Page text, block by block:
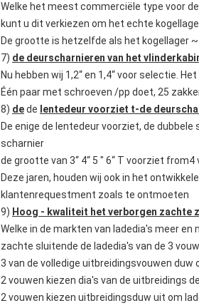
Welke het meest commerciële type voor
kunt u dit verkiezen om het echte
De grootte is hetzelfde als het kogellager ~
7) de deurscharnieren van het
Nu hebben wij 1,2“ en 1,4“ voor selectie.
Één paar met schroeven /pp doet, 25
8) dede lentedeur voorziet t-de
De enige de lentedeur voorziet, de
scharnier
de grootte van 3“ 4“ 5 " 6“ T voorziet from4
Deze jaren, houden wij ook in het
klantenrequestment zoals te ontmoeten
9) Hoog - kwaliteit het verborgen zachte
Welke in de markten van ladedia's meer en
zachte sluitende de ladedia's van de 3
3 van de volledige uitbreidingsvouwen
2 vouwen kiezen dia's van de uitbreidings
2 vouwen kiezen uitbreidingsduw uit om